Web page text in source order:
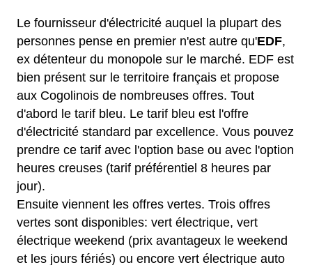
Le fournisseur d'électricité auquel la plupart des
personnes pense en premier n'est autre qu'EDF,
ex détenteur du monopole sur le marché. EDF est
bien présent sur le territoire français et propose
aux Cogolinois de nombreuses offres. Tout
d'abord le tarif bleu. Le tarif bleu est l'offre
d'électricité standard par excellence. Vous pouvez
prendre ce tarif avec l'option base ou avec l'option
heures creuses (tarif préférentiel 8 heures par
jour).
Ensuite viennent les offres vertes. Trois offres
vertes sont disponibles: vert électrique, vert
électrique weekend (prix avantageux le weekend
et les jours fériés) ou encore vert électrique auto